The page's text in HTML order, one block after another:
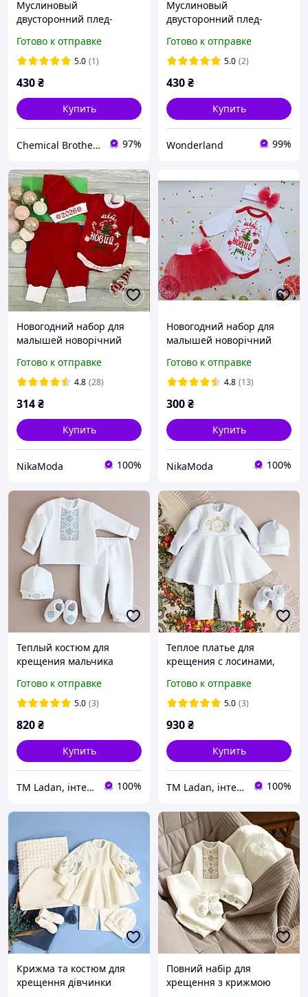
Муслиновый
двусторонний плед-
новорожденных 100×70
см, 1 шт (беж/мордочки
Готово к отправке
5.0 (1)
430₴
Купить
Chemical Brothers 97%
Муслиновый
двусторонний плед-
новорожденных 100×70
см, 1 шт (розовый/
Готово к отправке
5.0 (2)
430₴
Купить
Wonderland 99%
Новогодний набор для
малышей новорічний
рік 68-74(1-4міс)
Готово к отправке
4.8 (28)
314₴
Купить
NikaModa 100%
Новогодний набор для
малышей новорічний
рік 80-86
Готово к отправке
4.8 (13)
300₴
Купить
NikaModa 100%
Теплый костюм для
крещения мальчика
крестины утепленный
мальчику Небесные
Готово к отправке
5.0 (3)
820₴
Купить
TM Ladan, інтернет-магазин виробника 100%
Теплое платье для
крещения с лосинами,
ТМ Ladan
Готово к отправке
5.0 (3)
930₴
Купить
TM Ladan, інтернет-магазин виробника 100%
Крижма та костюм для
хрещення дівчинки
Повний набір для
хрещення з крижмою